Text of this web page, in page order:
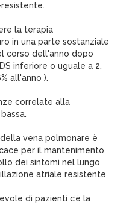
la terapia
in una parte sostanziale
corso dell'anno dopo
inferiore o uguale a 2,
all'anno ).
correlate alla
vena polmonare è
per il mantenimento
dei sintomi nel lungo
atriale resistente
di pazienti c’è la